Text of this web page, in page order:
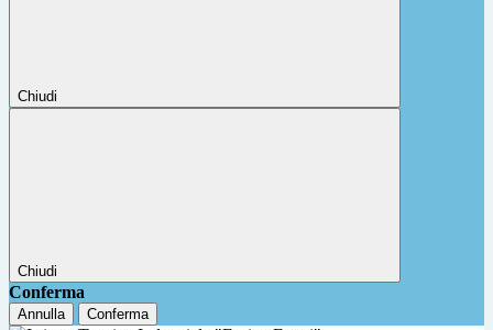
Chiudi
Chiudi
Conferma
Annulla Conferma